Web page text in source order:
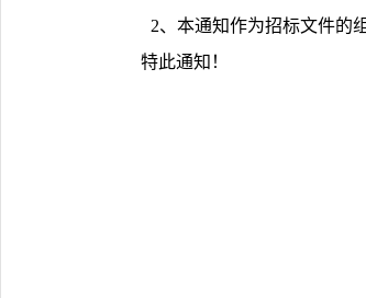
2、 本通知作为招标文件的
特此通知！